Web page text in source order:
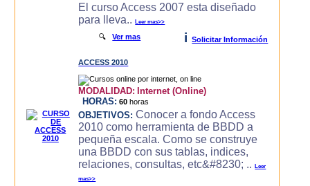
El curso Access 2007 esta diseñado
para lleva..Leer mas>>
🔍Ver mas i Solicitar Información
ACCESS 2010
MODALIDAD: Internet (Online)
HORAS: 60 horas
OBJETIVOS: Conocer a fondo Access
2010 como herramienta de BBDD a
pequeña escala. Como se construye
una BBDD con sus tablas, indices,
relaciones, consultas, etc&#8230; ..Leer
mas>>